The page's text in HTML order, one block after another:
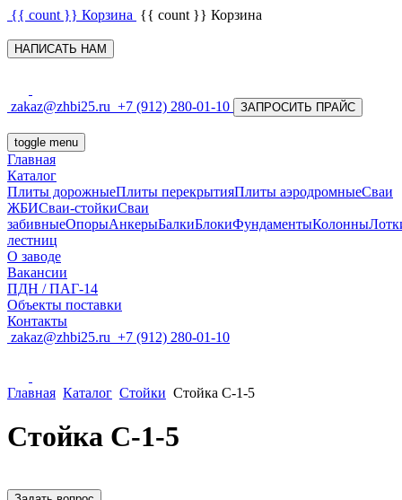
{{ count }} Корзина {{ count }} Корзина
НАПИСАТЬ НАМ
zakaz@zhbi25.ru +7 (912) 280-01-10 ЗАПРОСИТЬ ПРАЙС
toggle menu
Главная
Каталог
Плиты дорожныеПлиты перекрытияПлиты аэродромныеСваи
ЖБИСваи-стойкиСваи
забивныеОпорыАнкерыБалкиБлокиФундаментыКолонны
лестниц
О заводе
Вакансии
ПДН / ПАГ-14
Объекты поставки
Контакты
zakaz@zhbi25.ru +7 (912) 280-01-10
Главная Каталог Стойки Стойка С-1-5
Стойка С-1-5